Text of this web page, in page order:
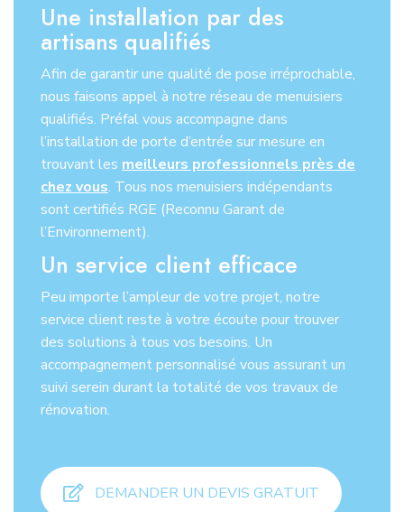
Une installation par des
artisans qualifiés
Afin de garantir une qualité de pose irréprochable,
nous faisons appel à notre réseau de menuisiers
qualifiés. Préfal vous accompagne dans
l’installation de porte d’entrée sur mesure en
trouvant les meilleurs professionnels près de
chez vous. Tous nos menuisiers indépendants
sont certifiés RGE (Reconnu Garant de
l’Environnement).
Un service client efficace
Peu importe l’ampleur de votre projet, notre
service client reste à votre écoute pour trouver
des solutions à tous vos besoins. Un
accompagnement personnalisé vous assurant un
suivi serein durant la totalité de vos travaux de
rénovation.
DEMANDER UN DEVIS GRATUIT